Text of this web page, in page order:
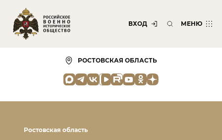
ВХОД МЕНЮ
РОСТОВСКАЯ ОБЛАСТЬ
Ростовская область